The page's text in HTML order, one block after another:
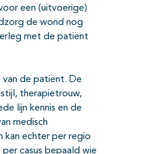
een (uitvoerige)
de wond nog
met de patiënt
van de patiënt. De
therapietrouw,
lijn kennis en de
medisch
kan echter per regio
casus bepaald wie